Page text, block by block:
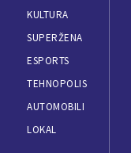
KULTURA
SUPERŽENA
ESPORTS
TEHNOPOLIS
AUTOMOBILI
LOKAL